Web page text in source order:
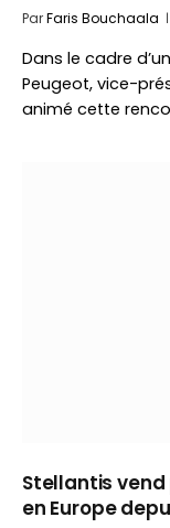
ParFaris Bouchaala
Dans le cadre
Peugeot, vice-
animé cette
Stellantis
en Europe